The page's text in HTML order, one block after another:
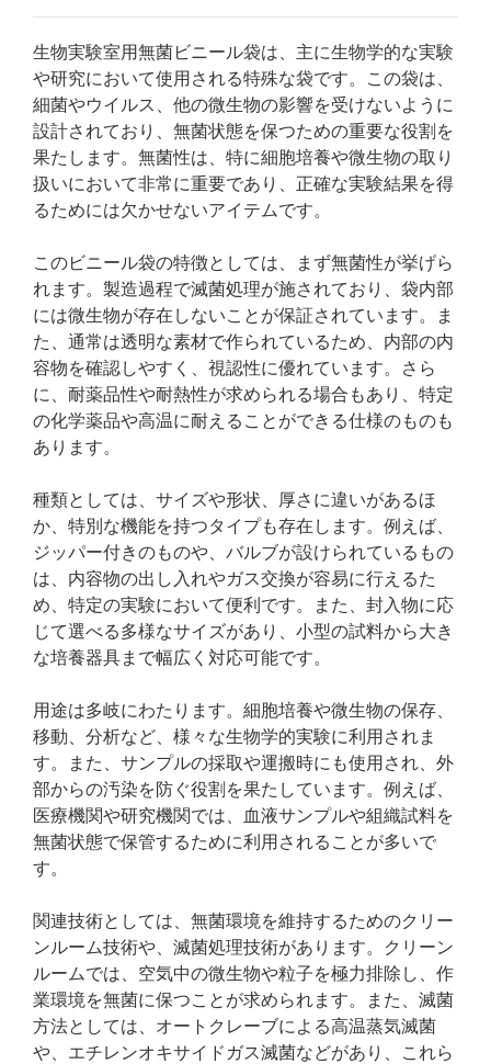
生物実験室用無菌ビニール袋は、主に生物学的な実験
や研究において使用される特殊な袋です。この袋は、
細菌やウイルス、他の微生物の影響を受けないように
設計されており、無菌状態を保つための重要な役割を
果たします。無菌性は、特に細胞培養や微生物の取り
扱いにおいて非常に重要であり、正確な実験結果を得
るためには欠かせないアイテムです。
このビニール袋の特徴としては、まず無菌性が挙げら
れます。製造過程で滅菌処理が施されており、袋内部
には微生物が存在しないことが保証されています。ま
た、通常は透明な素材で作られているため、内部の内
容物を確認しやすく、視認性に優れています。さら
に、耐薬品性や耐熱性が求められる場合もあり、特定
の化学薬品や高温に耐えることができる仕様のものも
あります。
種類としては、サイズや形状、厚さに違いがあるほ
か、特別な機能を持つタイプも存在します。例えば、
ジッパー付きのものや、バルブが設けられているもの
は、内容物の出し入れやガス交換が容易に行えるた
め、特定の実験において便利です。また、封入物に応
じて選べる多様なサイズがあり、小型の試料から大き
な培養器具まで幅広く対応可能です。
用途は多岐にわたります。細胞培養や微生物の保存、
移動、分析など、様々な生物学的実験に利用されま
す。また、サンプルの採取や運搬時にも使用され、外
部からの汚染を防ぐ役割を果たしています。例えば、
医療機関や研究機関では、血液サンプルや組織試料を
無菌状態で保管するために利用されることが多いで
す。
関連技術としては、無菌環境を維持するためのクリー
ンルーム技術や、滅菌処理技術があります。クリーン
ルームでは、空気中の微生物や粒子を極力排除し、作
業環境を無菌に保つことが求められます。また、滅菌
方法としては、オートクレーブによる高温蒸気滅菌
や、エチレンオキサイドガス滅菌などがあり、これら